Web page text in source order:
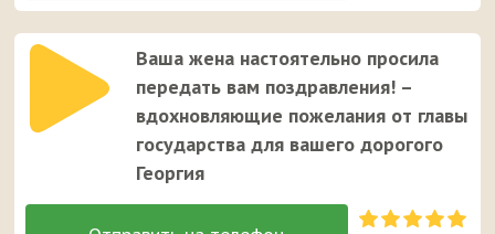
Ваша жена настоятельно просила
передать вам поздравления! –
вдохновляющие пожелания от главы
государства для вашего дорогого
Георгия